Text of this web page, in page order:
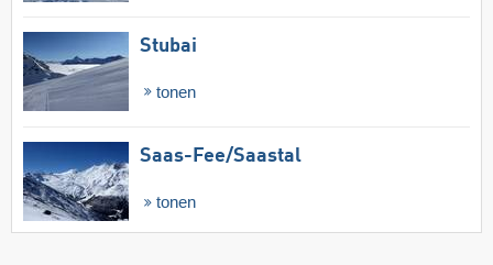
Stubai
tonen
Saas-Fee/​Saastal
tonen